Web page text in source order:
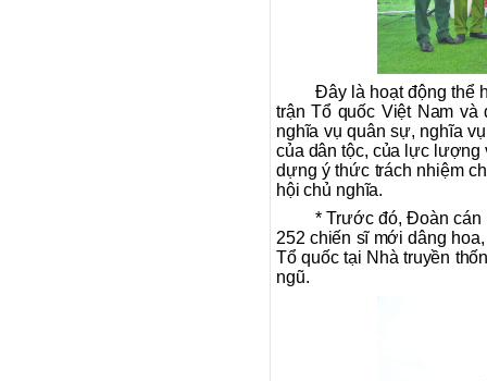
Đây là hoạt động thể
trận Tổ quốc Việt Nam và
nghĩa vụ quân sự, nghĩa
của dân tộc, của lực lượng
dựng ý thức trách nhiệm
hội chủ nghĩa.
* Trước đó, Đoàn cán
252 chiến sĩ mới dâng
Tổ quốc tại Nhà truyền
ngũ.